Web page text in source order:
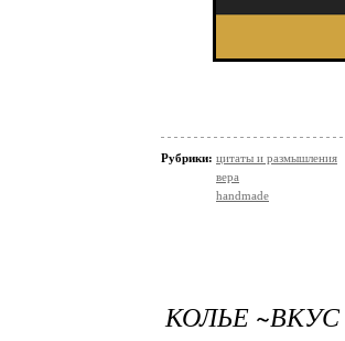
Рубрики: цитаты и размышления
вера
handmade
КОЛЬЕ